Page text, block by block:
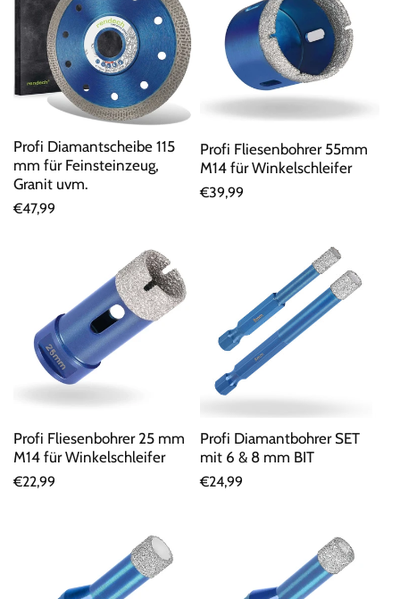
Profi Diamantscheibe 115
mm für Feinsteinzeug,
Granit uvm.
Normaler
€47,99
Profi Fliesenbohrer 55mm
M14 für Winkelschleifer
Normaler
€39,99
Profi Fliesenbohrer 25 mm
M14 für Winkelschleifer
Normaler
€22,99
Profi Diamantbohrer SET
mit 6 & 8 mm BIT
Normaler
€24,99